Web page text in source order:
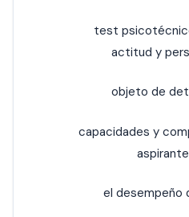
test
actitud y
objeto de
capacidades y
el desempeño